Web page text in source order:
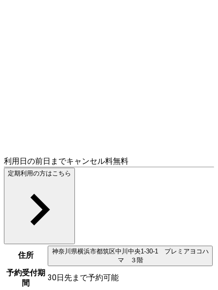
利用日の前日までキャンセル料無料
定期利用の方はこちら
住所 神奈川県横浜市都筑区中川中央1-30-1 プレミアヨコハ
マ ３階
予約受付期
間
30日先まで予約可能